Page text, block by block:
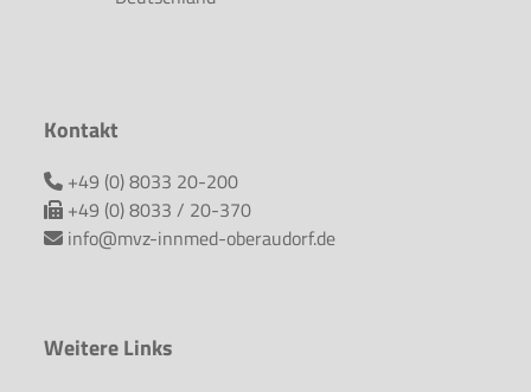
Kontakt
+49 (0) 8033 20-200
+49 (0) 8033 / 20-370
info@mvz-innmed-oberaudorf.de
Weitere Links